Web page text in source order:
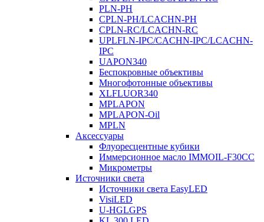
PLN-PH
CPLN-PH/LCACHN-PH
CPLN-RC/LCACHN-RC
UPLFLN-IPC/CACHN-IPC/LCACHN-
IPC
UAPON340
Беспокровные объективы
Многофотонные объективы
XLFLUOR340
MPLAPON
MPLAPON-Oil
MPLN
Аксессуары
Флуоресцентные кубики
Иммерсионное масло IMMOIL-F30CC
Микрометры
Источники света
Источники света EasyLED
VisiLED
U-HGLGPS